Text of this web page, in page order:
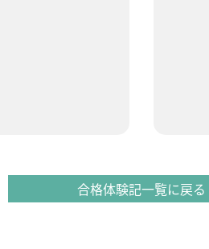
合格体験記一覧に戻る